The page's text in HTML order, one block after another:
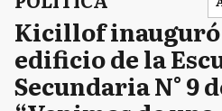
Kicillof inauguró
edificio de la
Secundaria N° 9